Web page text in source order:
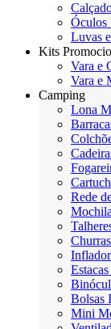
Óculos
Luvas
Kits
Vara e
Vara e
Camping
Lona
Rede
Bolsas
Mini